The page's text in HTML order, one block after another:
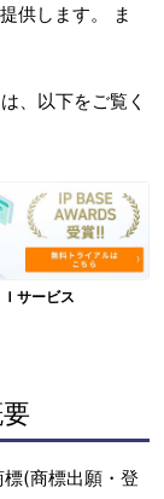
供します。 ま
、以下をご覧く
サービス
(商標出願・登